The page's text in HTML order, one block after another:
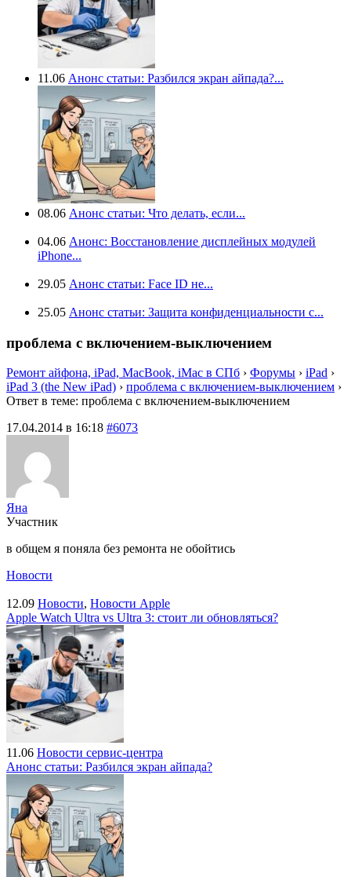
11.06 Анонс статьи: Разбился экран айпада?...
08.06 Анонс статьи: Что делать, если...
04.06 Анонс: Восстановление дисплейных модулей
iPhone...
29.05 Анонс статьи: Face ID не...
25.05 Анонс статьи: Защита конфиденциальности с...
проблема с включением-выключением
Ремонт айфона, iPad, MacBook, iMac в СПб › Форумы › iPad ›
iPad 3 (the New iPad) › проблема с включением-выключением ›
Ответ в теме: проблема с включением-выключением
17.04.2014 в 16:18 #6073
Яна
Участник
в общем я поняла без ремонта не обойтись
Новости
12.09 Новости, Новости Apple
Apple Watch Ultra vs Ultra 3: стоит ли обновляться?
11.06 Новости сервис-центра
Анонс статьи: Разбился экран айпада?